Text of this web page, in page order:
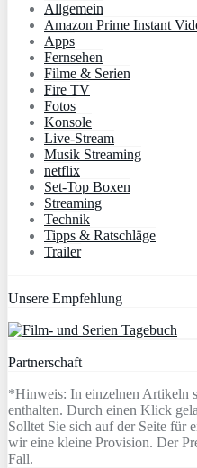
Allgemein
Amazon Prime Instant
Apps
Fernsehen
Filme & Serien
Fire TV
Fotos
Konsole
Live-Stream
Musik Streaming
netflix
Set-Top Boxen
Streaming
Technik
Tipps & Ratschläge
Trailer
Unsere Empfehlung
Partnerschaft
*Hinweis: In einzelnen Artikeln
enthalten. Durch einen Klick
Solltet Sie sich auf der Seite für
wir eine kleine Provision. Der
Fall.